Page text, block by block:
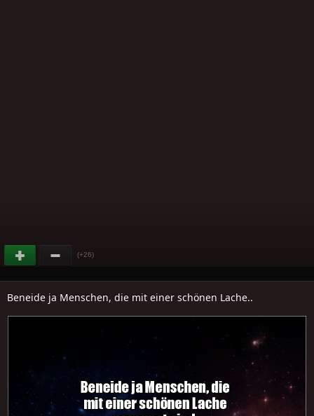
(+26)
Beneide ja Menschen, die mit einer schönen Lache..